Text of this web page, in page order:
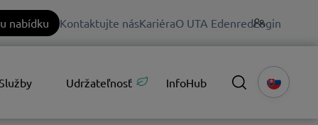
nabídku Kontaktujte násKariéraO UTA EdenredLogin
Služby Udržateľnosť InfoHub